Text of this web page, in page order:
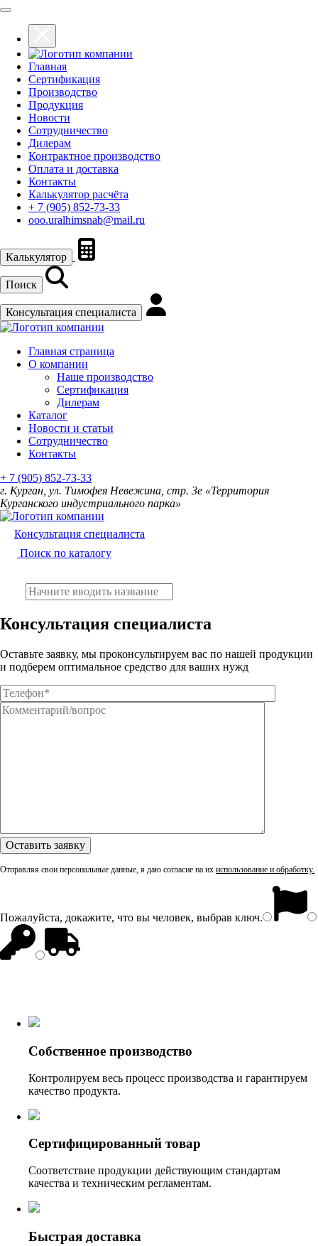
Главная
Сертификация
Производство
Продукция
Новости
Сотрудничество
Дилерам
Контрактное производство
Оплата и доставка
Контакты
Калькулятор расчёта
+ 7 (905) 852-73-33
ooo.uralhimsnab@mail.ru
Калькулятор
Поиск
Консультация специалиста
Главная страница
О компании
Наше производство
Сертификация
Дилерам
Каталог
Новости и статьи
Сотрудничество
Контакты
+ 7 (905) 852-73-33
г. Курган, ул. Тимофея Невежина, стр. 3е «Территория
Курганского индустриального парка»
Консультация специалиста
Поиск по каталогу
Консультация специалиста
Оставьте заявку, мы проконсультируем вас по нашей продукции
и подберем оптимальное средство для ваших нужд
Отправляя свои персональные данные, я даю согласие на их использование и обработку.
Пожалуйста, докажите, что вы человек, выбрав ключ.
Собственное производство
Контролируем весь процесс производства и гарантируем
качество продукта.
Сертифицированный товар
Соответствие продукции действующим стандартам
качества и техническим регламентам.
Быстрая доставка